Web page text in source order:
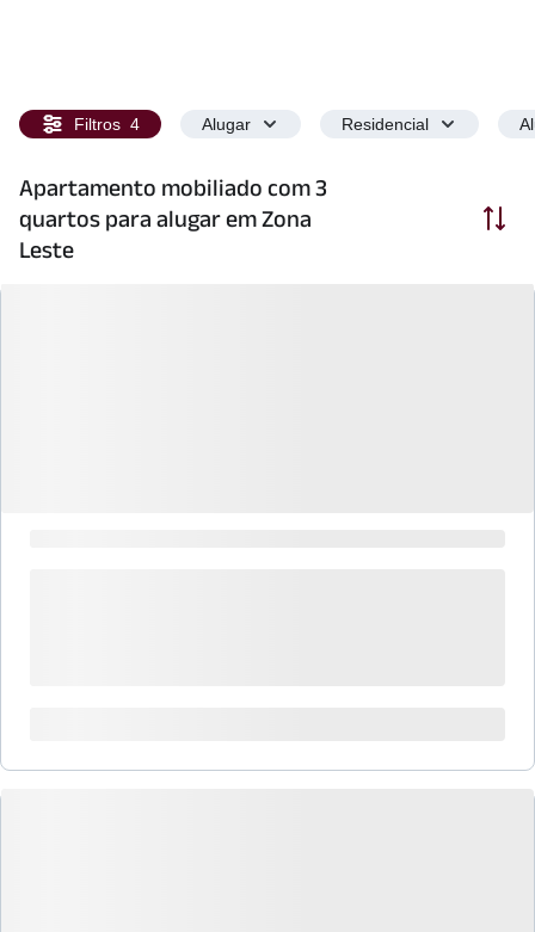
Filtros 4 Alugar Residencial
Apartamento mobiliado com 3
quartos para alugar em Zona
Leste
Ordenar